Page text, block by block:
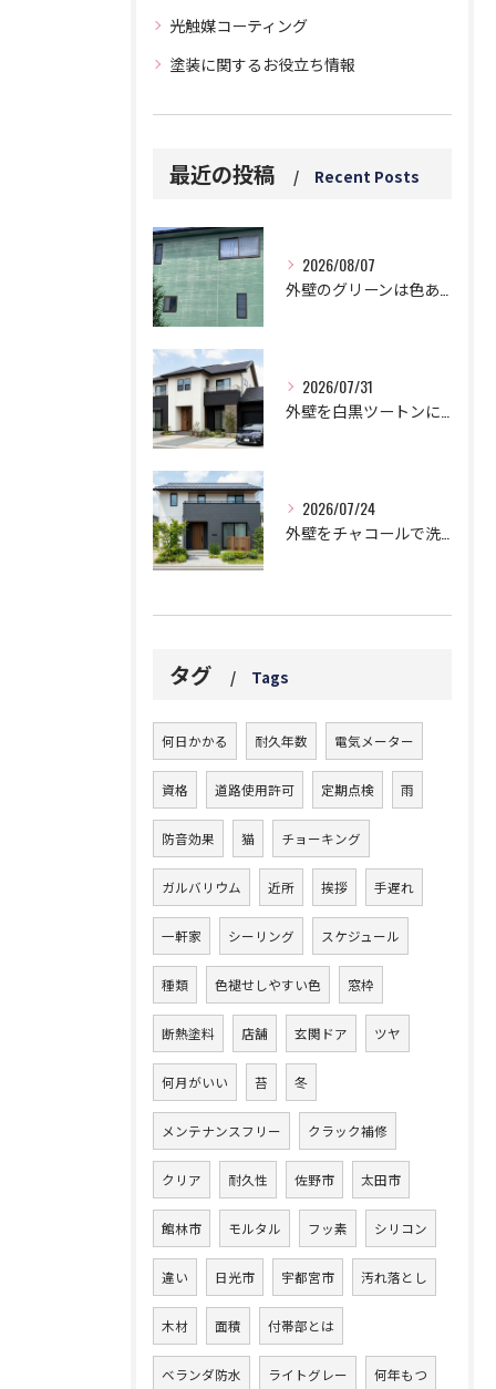
光触媒コーティング
塗装に関するお役立ち情報
最近の投稿 Recent Posts
2026/08/07
外壁のグリーンは色あせと白い汚れに要注意！5つのデメリットとは？
2026/07/31
外壁を白黒ツートンにする黄金比！モダンに仕上げる鉄則！
2026/07/24
外壁をチャコールで洗練された邸宅に!劇的おしゃれなツートン鉄板コンビ
タグ Tags
何日かかる 耐久年数 電気メーター
資格 道路使用許可 定期点検 雨
防音効果 猫 チョーキング
ガルバリウム 近所 挨拶 手遅れ
一軒家 シーリング スケジュール
種類 色褪せしやすい色 窓枠
断熱塗料 店舗 玄関ドア ツヤ
何月がいい 苔 冬
メンテナンスフリー クラック補修
クリア 耐久性 佐野市 太田市
館林市 モルタル フッ素 シリコン
違い 日光市 宇都宮市 汚れ落とし
木材 面積 付帯部とは
ベランダ防水 ライトグレー 何年もつ